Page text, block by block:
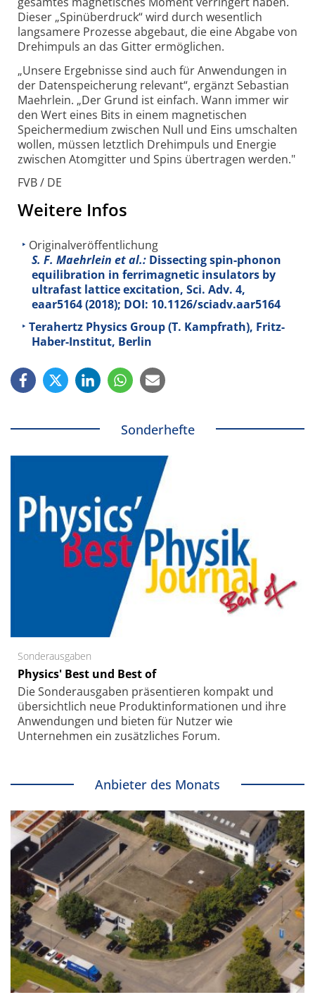
Dieser „Spin­über­druck“ wird durch wesentlich
langsamere Prozesse abgebaut, die eine Abgabe von
Dreh­impuls an das Gitter ermöglichen.
„Unsere Ergebnisse sind auch für Anwendungen in
der Daten­speicherung relevant“, ergänzt Sebastian
Maehrlein. „Der Grund ist einfach. Wann immer wir
den Wert eines Bits in einem magnetischen
Speicher­medium zwischen Null und Eins umschalten
wollen, müssen letztlich Dreh­impuls und Energie
zwischen Atom­gitter und Spins über­tragen werden."
FVB / DE
Weitere Infos
Originalveröffentlichung
S. F. Maehrlein et al.: Dissecting spin-phonon
equilibration in ferrimagnetic insulators by
ultrafast lattice excitation, Sci. Adv. 4,
eaar5164 (2018); DOI: 10.1126/sciadv.aar5164
Terahertz Physics Group (T. Kampfrath), Fritz-
Haber-Institut, Berlin
Sonderhefte
Sonderausgaben
Physics' Best und Best of
Die Sonder­ausgaben präsentieren kompakt und
übersichtlich neue Produkt­informationen und ihre
Anwendungen und bieten für Nutzer wie
Unternehmen ein zusätzliches Forum.
Anbieter des Monats